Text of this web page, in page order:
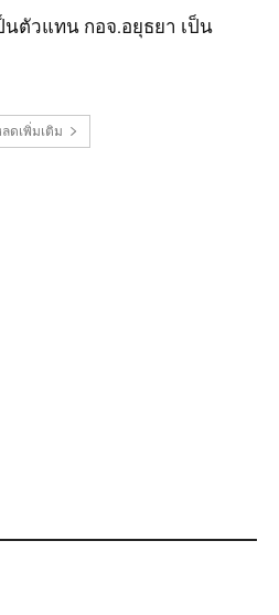
ตัวแทน กอจ.อยุธยา เป็น
ดเพิ่มเติม